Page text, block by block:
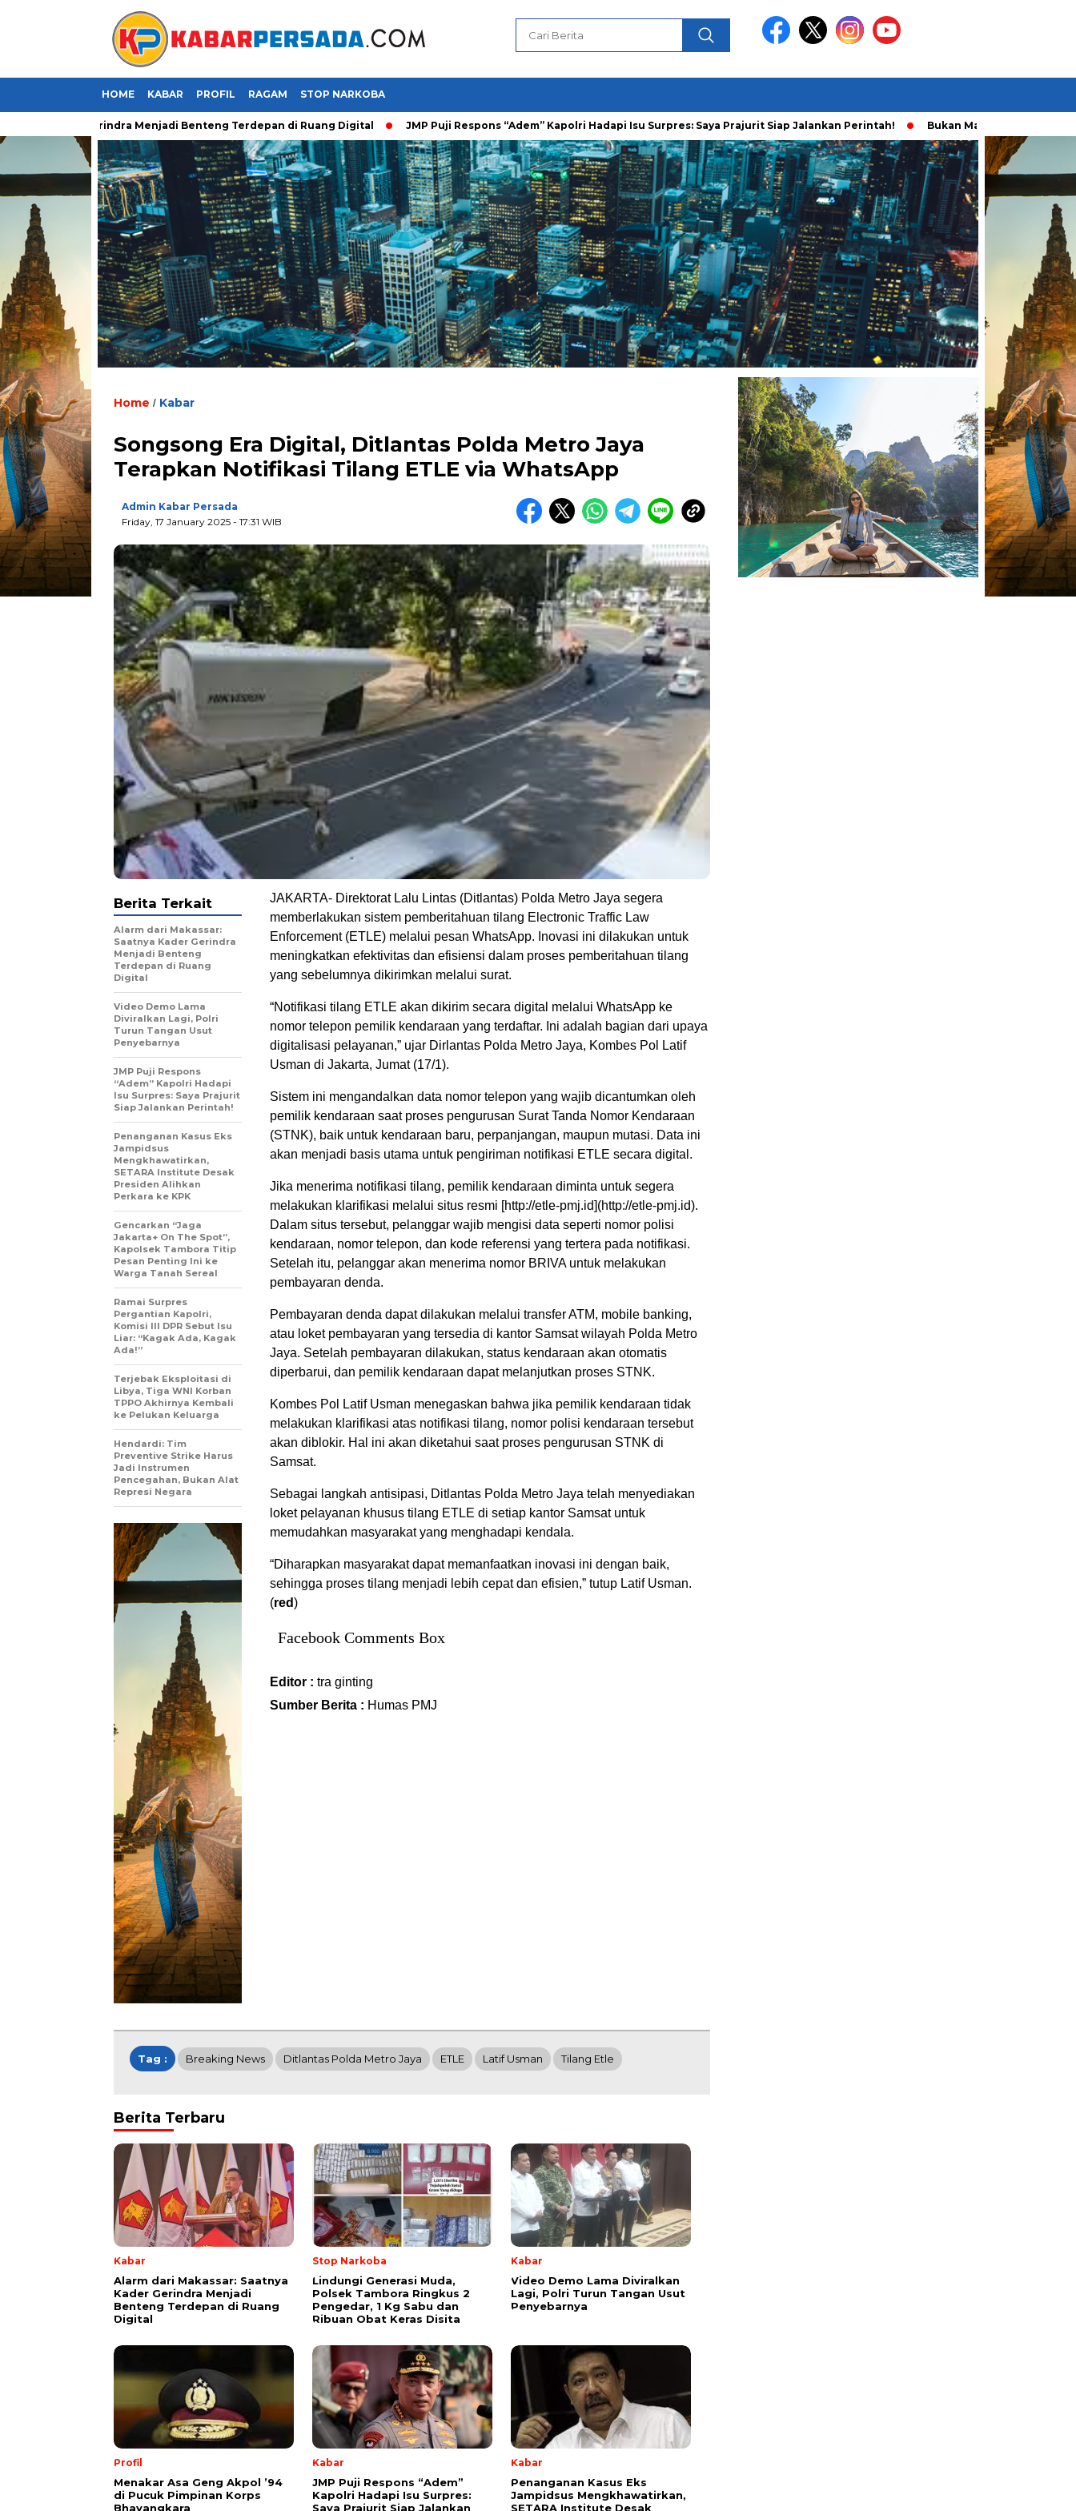
HOME KABAR PROFIL RAGAM STOP NARKOBA
Gerindra Menjadi Benteng Terdepan di Ruang Digital JMP Puji Respons “Adem” Kapolri Hadapi Isu Surpres: Saya Prajurit Siap Jalankan Perintah! Bukan Main Sendiri, Ini Fakta Baru
Home / Kabar
Songsong Era Digital, Ditlantas Polda Metro Jaya
Terapkan Notifikasi Tilang ETLE via WhatsApp
Admin Kabar Persada
Friday, 17 January 2025 - 17:31 WIB
JAKARTA- Direktorat Lalu Lintas (Ditlantas) Polda Metro Jaya segera
memberlakukan sistem pemberitahuan tilang Electronic Traffic Law
Enforcement (ETLE) melalui pesan WhatsApp. Inovasi ini dilakukan untuk
meningkatkan efektivitas dan efisiensi dalam proses pemberitahuan tilang
yang sebelumnya dikirimkan melalui surat.
“Notifikasi tilang ETLE akan dikirim secara digital melalui WhatsApp ke
nomor telepon pemilik kendaraan yang terdaftar. Ini adalah bagian dari upaya
digitalisasi pelayanan,” ujar Dirlantas Polda Metro Jaya, Kombes Pol Latif
Usman di Jakarta, Jumat (17/1).
Sistem ini mengandalkan data nomor telepon yang wajib dicantumkan oleh
pemilik kendaraan saat proses pengurusan Surat Tanda Nomor Kendaraan
(STNK), baik untuk kendaraan baru, perpanjangan, maupun mutasi. Data ini
akan menjadi basis utama untuk pengiriman notifikasi ETLE secara digital.
Jika menerima notifikasi tilang, pemilik kendaraan diminta untuk segera
melakukan klarifikasi melalui situs resmi [http://etle-pmj.id](http://etle-pmj.id).
Dalam situs tersebut, pelanggar wajib mengisi data seperti nomor polisi
kendaraan, nomor telepon, dan kode referensi yang tertera pada notifikasi.
Setelah itu, pelanggar akan menerima nomor BRIVA untuk melakukan
pembayaran denda.
Pembayaran denda dapat dilakukan melalui transfer ATM, mobile banking,
atau loket pembayaran yang tersedia di kantor Samsat wilayah Polda Metro
Jaya. Setelah pembayaran dilakukan, status kendaraan akan otomatis
diperbarui, dan pemilik kendaraan dapat melanjutkan proses STNK.
Kombes Pol Latif Usman menegaskan bahwa jika pemilik kendaraan tidak
melakukan klarifikasi atas notifikasi tilang, nomor polisi kendaraan tersebut
akan diblokir. Hal ini akan diketahui saat proses pengurusan STNK di
Samsat.
Sebagai langkah antisipasi, Ditlantas Polda Metro Jaya telah menyediakan
loket pelayanan khusus tilang ETLE di setiap kantor Samsat untuk
memudahkan masyarakat yang menghadapi kendala.
“Diharapkan masyarakat dapat memanfaatkan inovasi ini dengan baik,
sehingga proses tilang menjadi lebih cepat dan efisien,” tutup Latif Usman.
(red)
Facebook Comments Box
Editor : tra ginting
Sumber Berita : Humas PMJ
Berita Terkait
Alarm dari Makassar:
Saatnya Kader Gerindra
Menjadi Benteng
Terdepan di Ruang
Digital
Video Demo Lama
Diviralkan Lagi, Polri
Turun Tangan Usut
Penyebarnya
JMP Puji Respons
“Adem” Kapolri Hadapi
Isu Surpres: Saya Prajurit
Siap Jalankan Perintah!
Penanganan Kasus Eks
Jampidsus
Mengkhawatirkan,
SETARA Institute Desak
Presiden Alihkan
Perkara ke KPK
Gencarkan “Jaga
Jakarta+ On The Spot”,
Kapolsek Tambora Titip
Pesan Penting Ini ke
Warga Tanah Sereal
Ramai Surpres
Pergantian Kapolri,
Komisi III DPR Sebut Isu
Liar: “Kagak Ada, Kagak
Ada!”
Terjebak Eksploitasi di
Libya, Tiga WNI Korban
TPPO Akhirnya Kembali
ke Pelukan Keluarga
Hendardi: Tim
Preventive Strike Harus
Jadi Instrumen
Pencegahan, Bukan Alat
Represi Negara
Tag : Breaking News Ditlantas Polda Metro Jaya ETLE Latif Usman Tilang Etle
Berita Terbaru
Kabar
Alarm dari Makassar: Saatnya
Kader Gerindra Menjadi
Benteng Terdepan di Ruang
Digital
Stop Narkoba
Lindungi Generasi Muda,
Polsek Tambora Ringkus 2
Pengedar, 1 Kg Sabu dan
Ribuan Obat Keras Disita
Kabar
Video Demo Lama Diviralkan
Lagi, Polri Turun Tangan Usut
Penyebarnya
Profil
Menakar Asa Geng Akpol ’94
di Pucuk Pimpinan Korps
Bhayangkara
Kabar
JMP Puji Respons “Adem”
Kapolri Hadapi Isu Surpres:
Saya Prajurit Siap Jalankan
Kabar
Penanganan Kasus Eks
Jampidsus Mengkhawatirkan,
SETARA Institute Desak